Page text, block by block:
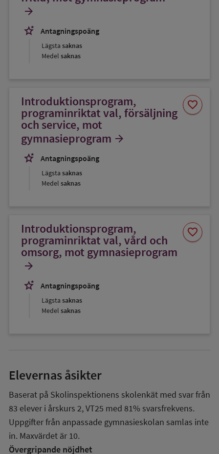
arrow_forward
stars_2
Antagningspoäng
Lägsta saknas
Medel saknas
Introduktionsprogram,
programinriktat val, försäljning
och service, mot
gymnasieprogram arrow_forward
stars_2
Antagningspoäng
Lägsta saknas
Medel saknas
favorite
Spara
som
Introduktionsprogram,
programinriktat val, vård och
omsorg, mot gymnasieprogram
arrow_forward
stars_2
Antagningspoäng
Lägsta saknas
Medel saknas
favorite
Spara
som
Elevernas åsikter
Baserat på Skolinspektionens skolenkät med svar från
83 elever i årskurs 2,VT25 med 81% svarsfrekvens.
Uppgifter från anpassade gymnasieskolan samlas inte
in. Maxvärdet är 10.
Övergripande nöjdhet